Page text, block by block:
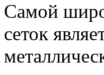
Самой
сеток